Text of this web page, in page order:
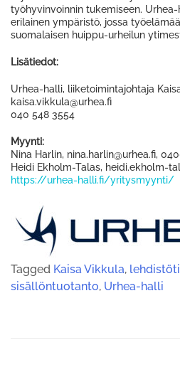
työhyvinvoinnin tukemiseen.
erilainen ympäristö, jossa
suomalaisen huippu-urheilun
Lisätiedot:
Urhea-halli, liiketoimintajohtaja
kaisa.vikkula@urhea.fi
040 548 3554
Myynti:
Nina Harlin, nina.harlin@urhea.fi,
Heidi Ekholm-Talas, heidi.ekholm-
https://urhea-halli.fi/yritysmyynti/
Tagged Kaisa Vikkula,
sisällöntuotanto, Urhea-halli